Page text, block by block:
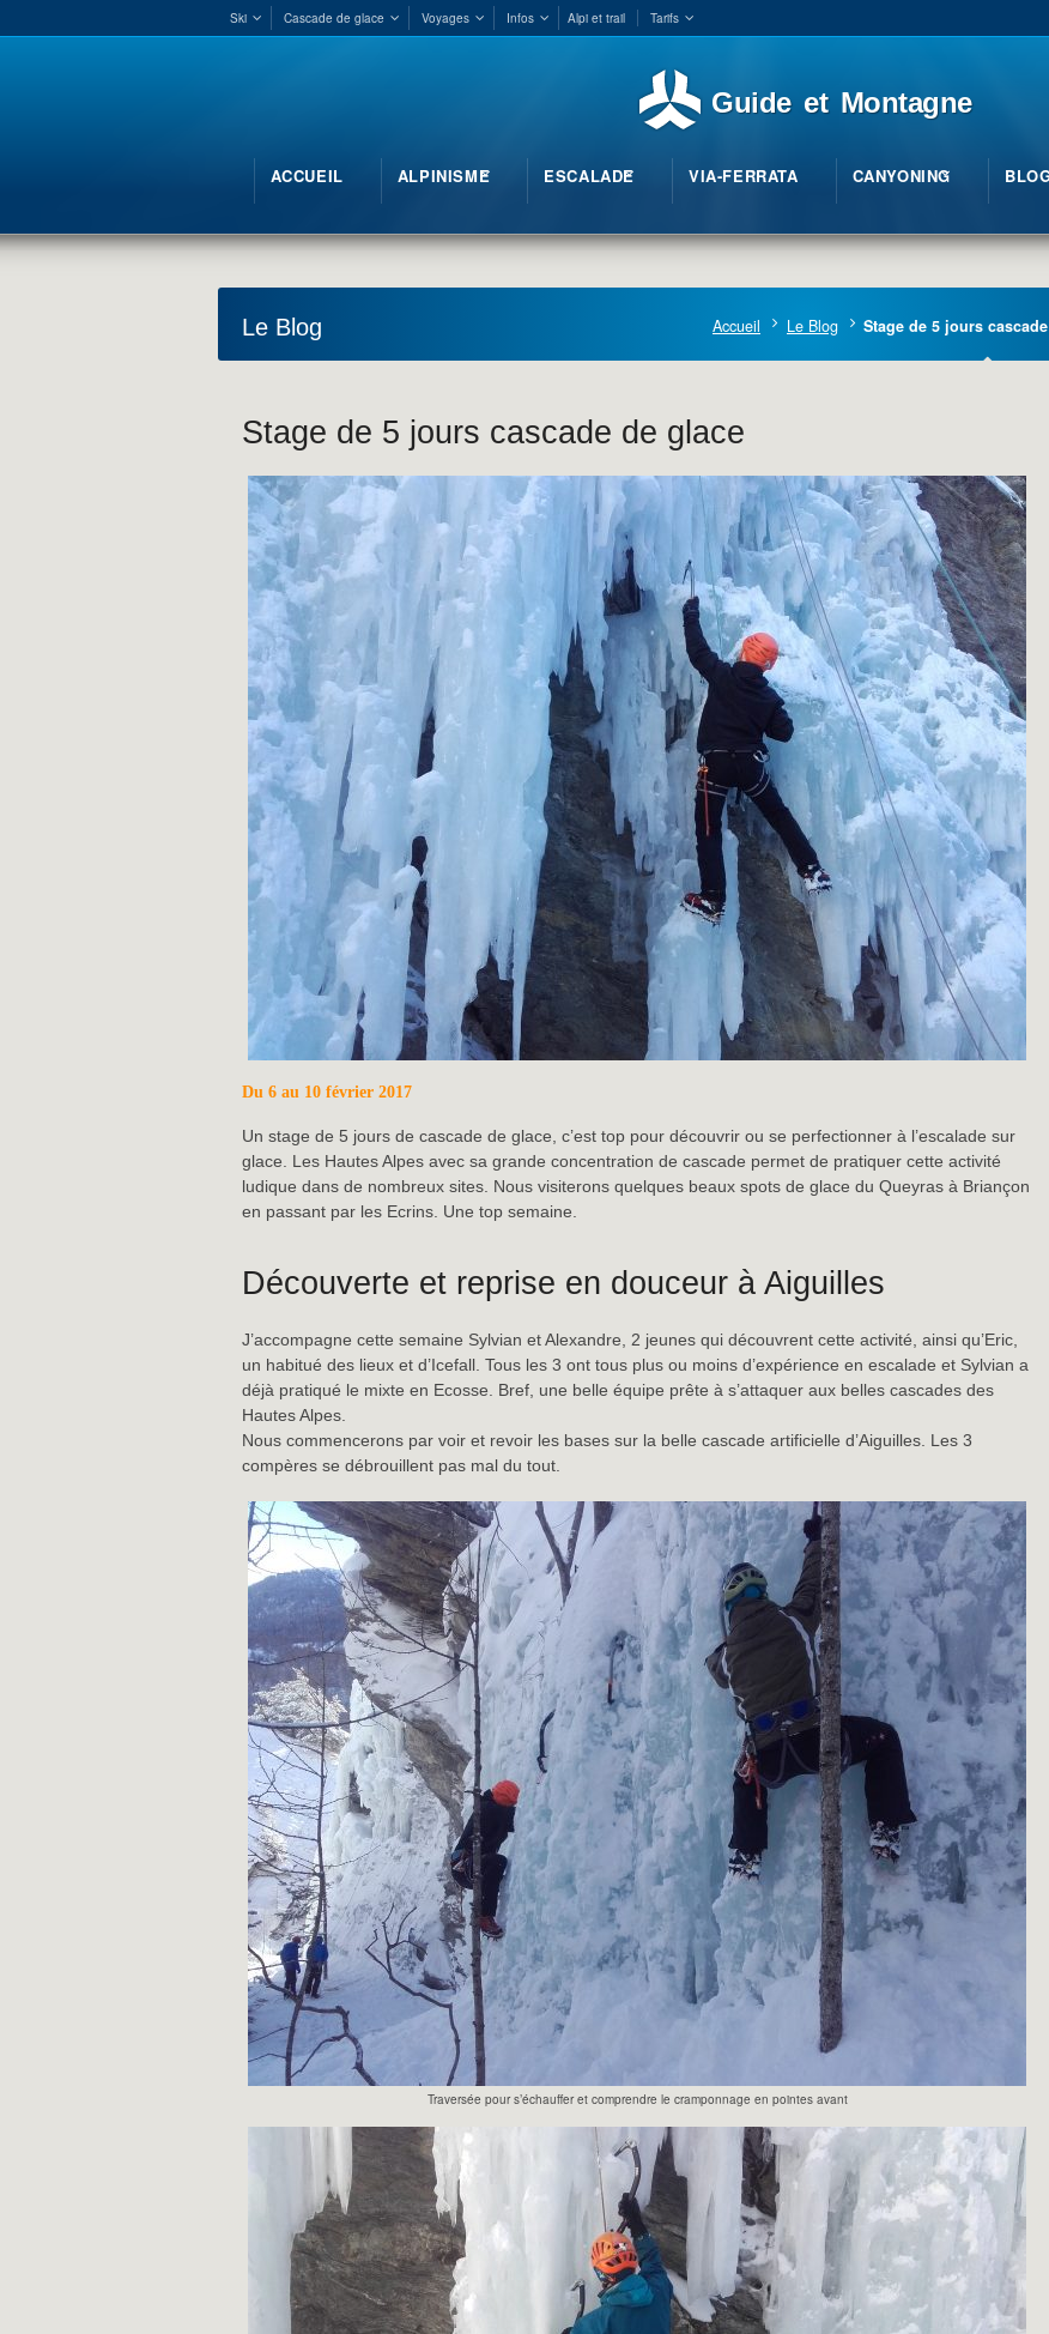
Ski Cascade de glace Voyages Infos Alpi et trail Tarifs
Guide et Montagne
ACCUEIL ALPINISME ESCALADE VIA-FERRATA CANYONING
Le Blog Accueil Le Blog Stage de 5 jours
Stage de 5 jours cascade de glace
Du 6 au 10 février 2017
Un stage de 5 jours de cascade de glace, c’est top pour découvrir ou se perfectionner à l’escalade sur
glace. Les Hautes Alpes avec sa grande concentration de cascade permet de pratiquer cette activité
ludique dans de nombreux sites. Nous visiterons quelques beaux spots de glace du Queyras à Briançon
en passant par les Ecrins. Une top semaine.
Découverte et reprise en douceur à Aiguilles
J’accompagne cette semaine Sylvian et Alexandre, 2 jeunes qui découvrent cette activité, ainsi qu’Eric,
un habitué des lieux et d’Icefall. Tous les 3 ont tous plus ou moins d’expérience en escalade et Sylvian a
déjà pratiqué le mixte en Ecosse. Bref, une belle équipe prête à s’attaquer aux belles cascades des
Hautes Alpes.
Nous commencerons par voir et revoir les bases sur la belle cascade artificielle d’Aiguilles. Les 3
compères se débrouillent pas mal du tout.
Traversée pour s’échauffer et comprendre le cramponnage en pointes avant